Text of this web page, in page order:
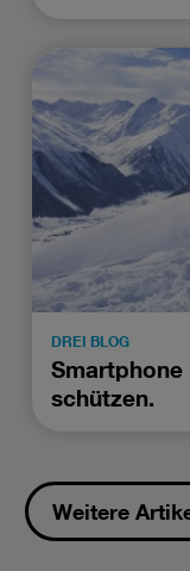
DREI BLOG
schützen.
Weitere